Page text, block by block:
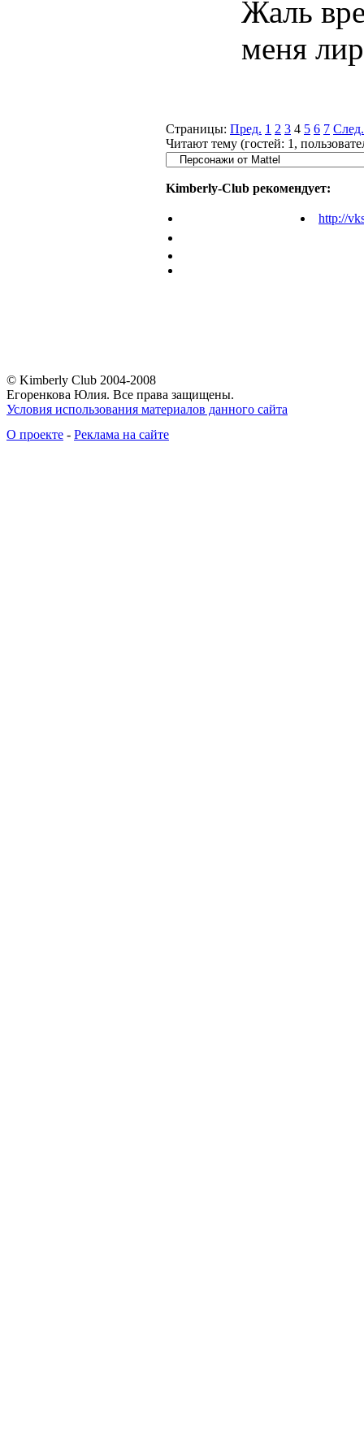
Жаль
меня
Страницы: Пред. 1 2 3 4 5 6 7 След.
Читают тему (гостей: 1 ,
Kimberly-Club рекомендует:
http://
© Kimberly Club 2004-2008
Егоренкова Юлия. Все права защищены.
Условия использования материалов данного сайта
О проекте - Реклама на сайте